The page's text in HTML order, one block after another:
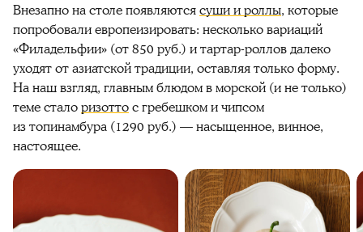
Внезапно на столе появляютсясуши и роллы, которые
попробовали европеизировать: несколько вариаций
«Филадельфии» (от 850 руб.) и тартар-роллов далеко
уходят от азиатской традиции, оставляя только форму.
На наш взгляд, главным блюдом в морской (и не только)
теместалоризоттос гребешком и чипсом
из топинамбура (1290 руб.) — насыщенное, винное,
настоящее.